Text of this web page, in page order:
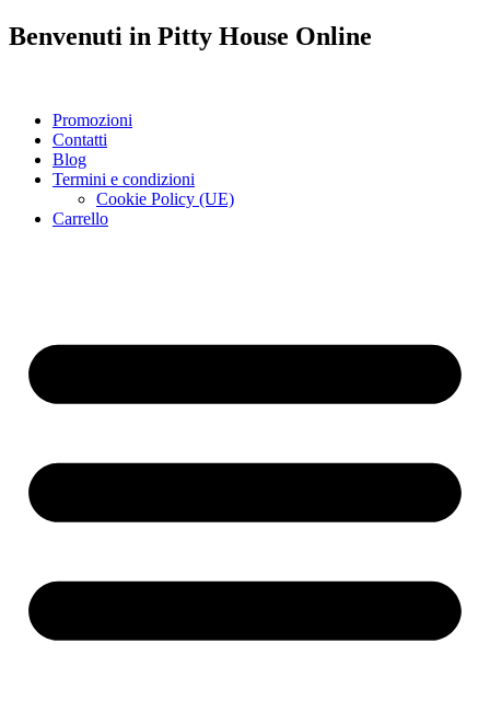
Benvenuti in Pitty House Online
Promozioni
Contatti
Blog
Termini e condizioni
Cookie Policy (UE)
Carrello